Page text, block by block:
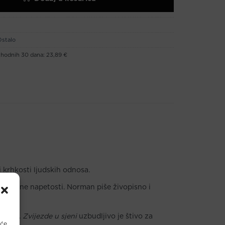
30 dana: 23,89 €
ljudskih odnosa.
napetosti. Norman piše živopisno i
Zvijezde u sjeni uzbudljivo je štivo za